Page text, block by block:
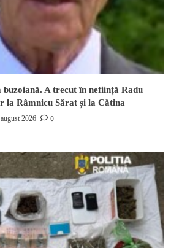
A trecut în neființă Radu
la Râmnicu Sărat și la Cătina
2026 0